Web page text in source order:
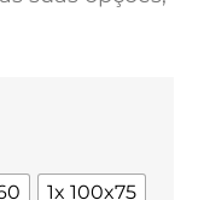
1x 100x75